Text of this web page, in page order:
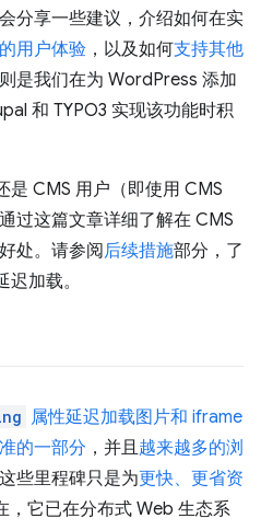
分享一些建议，介绍如何在实
用户体验 ，以及如何支持其他
是我们在为 WordPress 添加
和 TYPO3 实现该功能时积
是 CMS 用户（即使用 CMS
过这篇文章详细了解在 CMS
处。请参阅后续措施部分，了
加载。
属性延迟加载图片和 iframe
的一部分 ，并且越来越多的浏
些里程碑只是为更快、更省资
，它已在分布式 Web 生态系